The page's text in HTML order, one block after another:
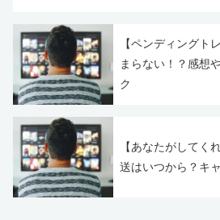
【ペンディングト
まらない！？感想
ク
【あなたがしてく
送はいつから？キ